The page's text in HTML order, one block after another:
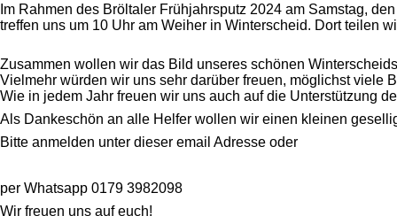
Im Rahmen des Bröltaler Frühjahrsputz 2024 am Samstag,
treffen uns um 10 Uhr am Weiher in Winterscheid. Dort teilen
Zusammen wollen wir das Bild unseres schönen
Vielmehr würden wir uns sehr darüber freuen, möglichst viele
Wie in jedem Jahr freuen wir uns auch auf die Unterstützung
Als Dankeschön an alle Helfer wollen wir einen kleinen
Bitte anmelden unter dieser email Adresse oder
per Whatsapp 0179 3982098
Wir freuen uns auf euch!